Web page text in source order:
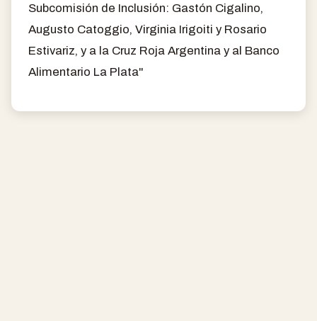
Subcomisión de Inclusión: Gastón Cigalino,
Augusto Catoggio, Virginia Irigoiti y Rosario
Estivariz, y a la Cruz Roja Argentina y al Banco
Alimentario La Plata"